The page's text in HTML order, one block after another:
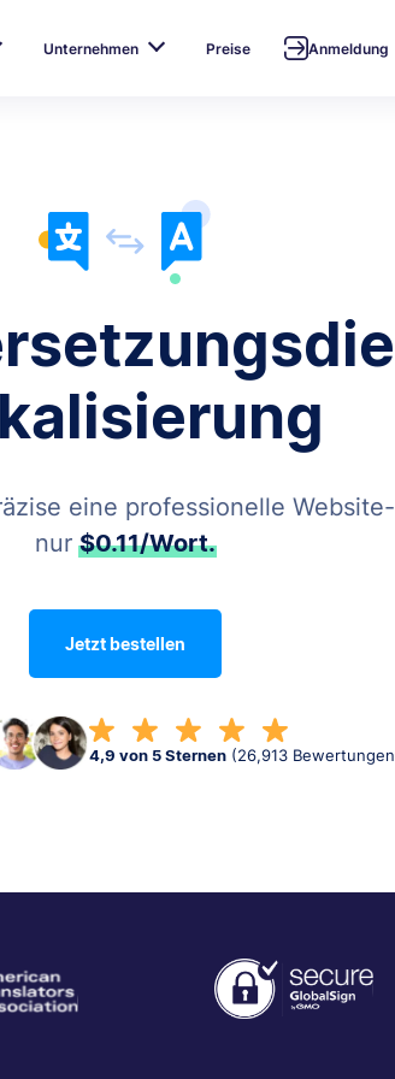
Unternehmen Preise Anmeldung
eine professionelle
nur$0.11/Wort.
Jetzt bestellen
4,9 von 5 Sternen (26,913